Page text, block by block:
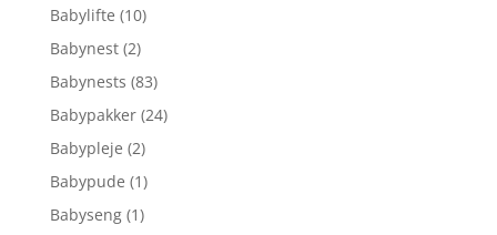
Babylifte (10)
Babynest (2)
Babynests (83)
Babypakker (24)
Babypleje (2)
Babypude (1)
Babyseng (1)